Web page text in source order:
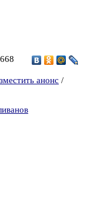
анонс /